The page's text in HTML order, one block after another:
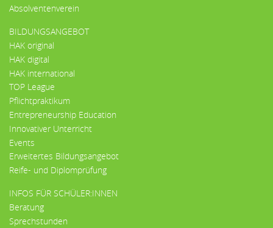
Absolventenverein
BILDUNGSANGEBOT
HAK original
HAK digital
HAK international
TOP League
Pflichtpraktikum
Entrepreneurship Education
Innovativer Unterricht
Events
Erweitertes Bildungsangebot
Reife- und Diplomprüfung
INFOS FÜR SCHÜLER:INNEN
Beratung
Sprechstunden